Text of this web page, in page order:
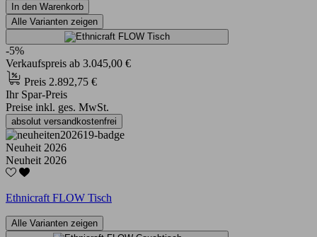
In den Warenkorb
Alle Varianten zeigen
-5%
Verkaufspreis ab 3.045,00 €
Preis 2.892,75 €
Ihr Spar-Preis
Preise inkl. ges. MwSt.
absolut versandkostenfrei
Neuheit 2026
Neuheit 2026
Ethnicraft FLOW Tisch
Alle Varianten zeigen